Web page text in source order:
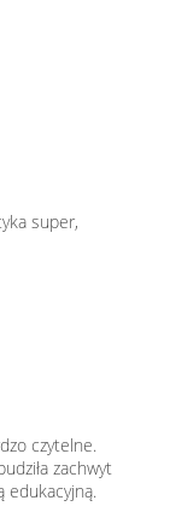
super,
czytelne.
zachwyt
edukacyjną.